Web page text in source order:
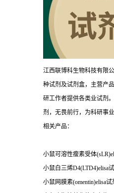
江西联博科生物科技有限
种试剂及试剂盒，主营产
研工作者提供各类业试剂
剂，无畏前行，为科研事
相关产品：
小鼠可溶性瘦素受体
小鼠白三烯D4(LTD4)elisa
小鼠网膜素(omentin)elisa试